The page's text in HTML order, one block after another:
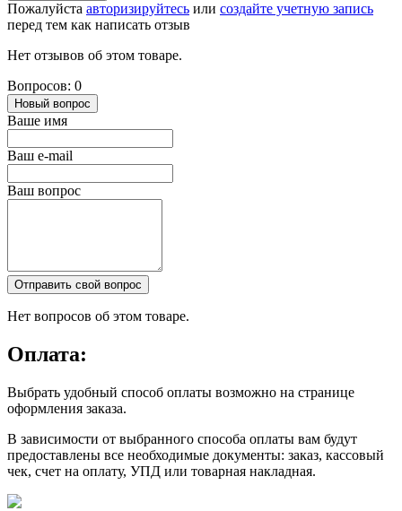
Пожалуйста авторизируйтесь или создайте учетную запись
перед тем как написать отзыв
Нет отзывов об этом товаре.
Вопросов: 0
Новый вопрос
Ваше имя
Ваш e-mail
Ваш вопрос
Отправить свой вопрос
Нет вопросов об этом товаре.
Оплата:
Выбрать удобный способ оплаты возможно на странице
оформления заказа.
В зависимости от выбранного способа оплаты вам будут
предоставлены все необходимые документы: заказ, кассовый
чек, счет на оплату, УПД или товарная накладная.